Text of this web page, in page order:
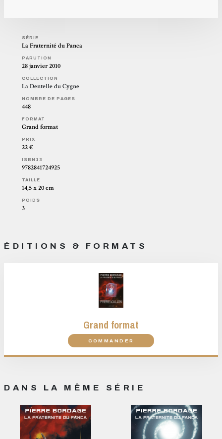
SÉRIE
La Fraternité du Panca
PARUTION
28 janvier 2010
COLLECTION
La Dentelle du Cygne
NOMBRE DE PAGES
448
FORMAT
Grand format
PRIX
22 €
ISBN13
9782841724925
TAILLE
14,5 x 20 cm
POIDS
3
ÉDITIONS & FORMATS
Grand format
COMMANDER
DANS LA MÊME SÉRIE